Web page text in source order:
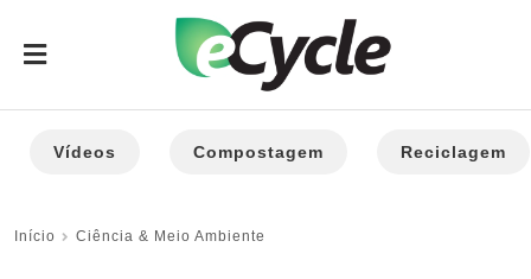
Vídeos Compostagem Reciclagem
Início Ciência & Meio Ambiente